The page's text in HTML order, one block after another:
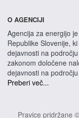
O AGENCIJI
Agencija za energijo
Republike Slovenije,
dejavnosti na
zakonom določene
dejavnosti na
Preberi več...
Pravice pridržane